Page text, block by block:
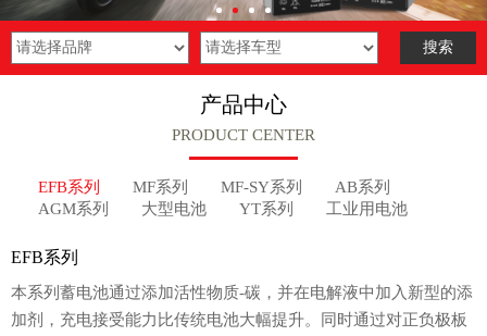
产品中心
PRODUCT CENTER
EFB系列 MF系列 MF-SY系列
AB系列
AGM系列
大型电池 YT系列 工业用电池
EFB系列
本系列蓄电池通过添加活性物质-碳，并在电解液中加入新型的添
加剂，充电接受能力比传统电池大幅提升。同时通过对正负极板